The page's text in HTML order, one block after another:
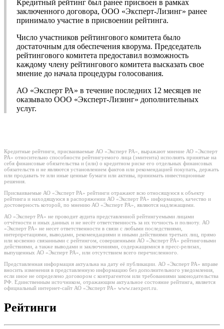
Кредитный рейтинг был ранее присвоен в рамках
заключенного договора, ООО «Эксперт-Лизинг» ранее
принимало участие в присвоении рейтинга.
Число участников рейтингового комитета было
достаточным для обеспечения кворума. Председатель
рейтингового комитета предоставил возможность
каждому члену рейтингового комитета высказать свое
мнение до начала процедуры голосования.
АО «Эксперт РА» в течение последних 12 месяцев не
оказывало ООО «Эксперт-Лизинг» дополнительных
услуг.
Кредитные рейтинги, присваиваемые АО «Эксперт РА», выражают мнение АО «Эксперт
РА» относительно способности рейтингуемого лица (эмитента) исполнять принятые на
себя финансовые обязательства и (или) о кредитном риске его отдельных финансовых
обязательств и не являются установлением фактов или рекомендацией покупать, держать
или продавать те или иные ценные бумаги или активы, принимать инвестиционные
решения.
Присваиваемые АО «Эксперт РА» рейтинги отражают всю относящуюся к объекту
рейтинга и находящуюся в распоряжении АО «Эксперт РА» информацию, качество и
достоверность которой, по мнению АО «Эксперт РА», являются надлежащими.
АО «Эксперт РА» не проводит аудита представленной рейтингуемыми лицами
отчётности и иных данных и не несёт ответственность за их точность и полноту. АО
«Эксперт РА» не несет ответственности в связи с любыми последствиями,
интерпретациями, выводами, рекомендациями и иными действиями третьих лиц, прямо
или косвенно связанными с рейтингом, совершенными АО «Эксперт РА» рейтинговыми
действиями, а также выводами и заключениями, содержащимися в пресс-релизах,
выпущенных АО «Эксперт РА», или отсутствием всего перечисленного.
Представленная информация актуальна на дату её публикации. АО «Эксперт РА» вправе
вносить изменения в представленную информацию без дополнительного уведомления,
если иное не определено договором с контрагентом или требованиями законодательства
РФ. Единственным источником, отражающим актуальное состояние рейтинга, является
официальный интернет-сайт АО «Эксперт РА» www.raexpert.ru.
Рейтинги